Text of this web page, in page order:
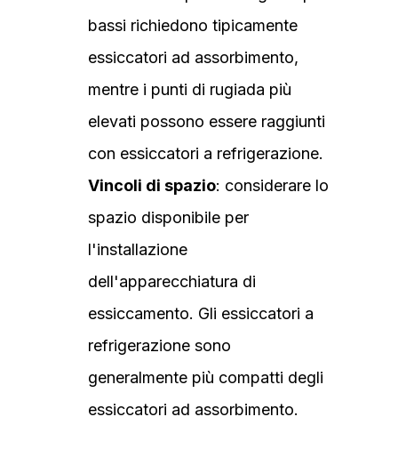
bassi richiedono tipicamente
essiccatori ad assorbimento,
mentre i punti di rugiada più
elevati possono essere raggiunti
con essiccatori a refrigerazione.
Vincoli di spazio: considerare lo
spazio disponibile per
l'installazione
dell'apparecchiatura di
essiccamento. Gli essiccatori a
refrigerazione sono
generalmente più compatti degli
essiccatori ad assorbimento.